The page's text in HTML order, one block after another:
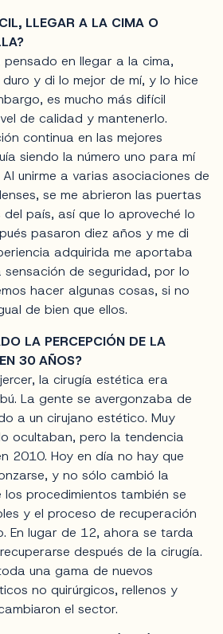
LLEGAR A LA CIMA O
en llegar a la cima,
y di lo mejor de mí, y lo hice
es mucho más difícil
de calidad y mantenerlo.
continua en las mejores
siendo la número uno para mí
unirme a varias asociaciones de
se me abrieron las puertas
país, así que lo aproveché lo
pasaron diez años y me di
adquirida me aportaba
de seguridad, por lo
hacer algunas cosas, si no
de bien que ellos.
LA PERCEPCIÓN DE LA
30 AÑOS?
la cirugía estética era
La gente se avergonzaba de
a un cirujano estético. Muy
ocultaban, pero la tendencia
2010. Hoy en día no hay que
y no sólo cambió la
procedimientos también se
y el proceso de recuperación
En lugar de 12, ahora se tarda
después de la cirugía.
una gama de nuevos
no quirúrgicos, rellenos y
el sector.